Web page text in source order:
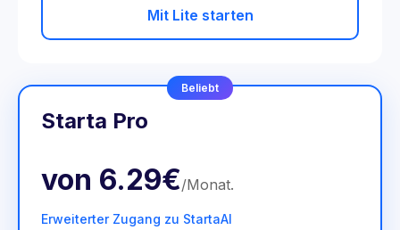
Mit Lite starten
Beliebt
Starta Pro
von 6.29€/Monat.
Erweiterter Zugang zu StartaAI